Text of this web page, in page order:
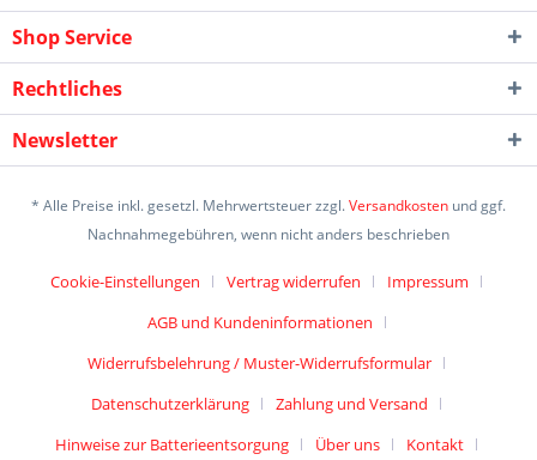
Shop Service
Rechtliches
Newsletter
* Alle Preise inkl. gesetzl. Mehrwertsteuer zzgl.Versandkosten und ggf.
Nachnahmegebühren, wenn nicht anders beschrieben
Cookie-Einstellungen Vertrag widerrufen
Impressum
AGB und Kundeninformationen
Widerrufsbelehrung / Muster-Widerrufsformular
Datenschutzerklärung
Zahlung und Versand
Hinweise zur Batterieentsorgung
Über uns Kontakt